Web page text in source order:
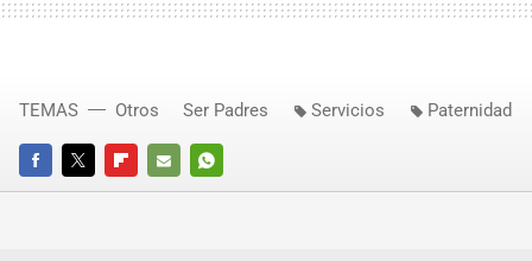
FACEBOOKTWITTERFLIPBOARD
E-
WHATSAPP
TEMAS Otros Ser Padres Servicios Paternidad